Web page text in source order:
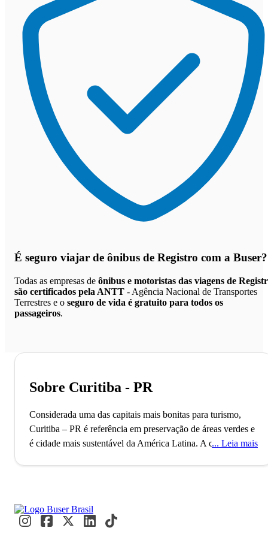
É seguro viajar de ônibus de Registro com a Buser?
Todas as empresas de ônibus e motoristas das viagens de
são certificados pela ANTT - Agência Nacional de Transportes
Terrestres e o seguro de vida é gratuito para todos os
passageiros.
Sobre Curitiba - PR
Considerada uma das capitais mais bonitas para turismo,
Curitiba – PR é referência em preservação de áreas verdes e
é cidade mais sustentável da América Latina. A‌ ‌cidade‌ ‌de‌
‌viver‌ ‌e turistar.‌ ‌A‌ cidade‌ ‌é‌ ‌famosa‌ ‌por‌ ‌suas‌ ‌belas‌ ‌paisagens‌ ‌e‌
‌também‌ ‌pelos‌ ‌elevados‌ ‌indicadores‌ ‌de‌ ‌educação:‌ ‌Curitiba‌
Leia mais